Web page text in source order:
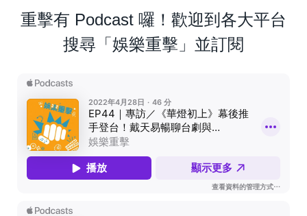
重擊有 Podcast 囉！歡迎到各大平台
搜尋「娛樂重擊」並訂閱